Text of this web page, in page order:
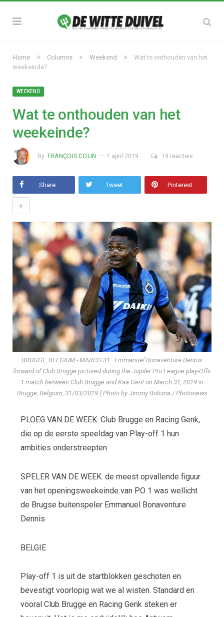
Home » Columns » Weekend »
Wat te onthouden van het
weekeinde?
WEEKEND
Wat te onthouden van het
weekeinde?
By FRANÇOIS COLIN 1 april 2019 19 reacties
Share Tweet Pinterest
+
BRUGGE, BELGIUM - MARCH 31 : Emmanuel Bonaventure Dennis
forward of Club Brugge pictured during the Jupiler Pro League play-Offs
1 match between Club Brugge and Kaa Gent on March 31, 2019 in
Brugge, Belgium, 31/03/2019 ( Photo by Jimmy Bolcina / Photonews
PLOEG VAN DE WEEK: Club Brugge en Racing Genk,
die op de eerste speeldag van Play-off 1 hun
ambities onderstreepten
SPELER VAN DE WEEK: de meest opvallende figuur
van het openingsweekeinde van PO 1 was wellicht
de Brugse buitenspeler Emmanuel Bonaventure
Dennis
BELGIE
Play-off 1 is uit de startblokken geschoten en
bevestigt voorlopig wat we al wisten. Standard en
vooral Club Brugge en Racing Genk steken er